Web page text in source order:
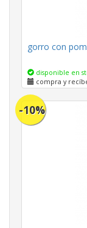
gorro con
disponible en
compra y
-10%